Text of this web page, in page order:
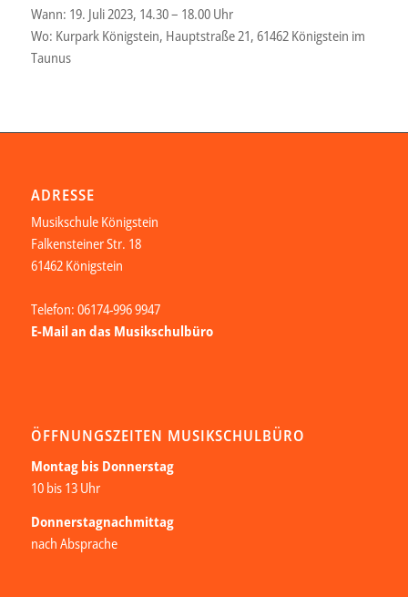
Wann: 19. Juli 2023, 14.30 – 18.00 Uhr
Wo: Kurpark Königstein, Hauptstraße 21, 61462 Königstein im
Taunus
ADRESSE
Musikschule Königstein
Falkensteiner Str. 18
61462 Königstein
Telefon: 06174-996 9947
E-Mail an das Musikschulbüro
ÖFFNUNGSZEITEN MUSIKSCHULBÜRO
Montag bis Donnerstag
10 bis 13 Uhr
Donnerstagnachmittag
nach Absprache